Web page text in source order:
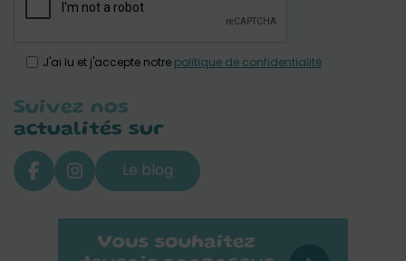
J'ai lu et j'accepte notre politique de confidentialité
Suivez nos
actualités sur
Le blog